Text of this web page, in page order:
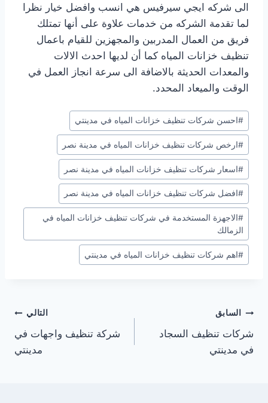
الى شركه ايجي سيرفيس هي انسب وافضل خيار نظرا
لما تقدمة الشركه من خدمات علاوة على أنها تمتلك
فريق من العمال المدربين والمجهزين للقيام باعمال
تنظيف خزانات المياه كما أن لديها احدث الالات
والمعدات الحديثة بالاضافة الى سرعة انجاز العمل في
الوقت والميعاد المحدد.
وسوم
المقال:
#احسن شركات تنظيف خزانات المياه في مدينتي
#ارخص شركات تنظيف خزانات المياه في مدينة نصر
#اسعار شركات تنظيف خزانات المياه في مدينة نصر
#افضل شركات تنظيف خزانات المياه في مدينة نصر
#الاجهزة المستخدمة في شركات تنظيف خزانات المياه في
الزمالك
#اهم شركات تنظيف خزانات المياه في مدينتي
تصفّح
المقالات
السابق
شركات تنظيف السجاد
في مدينتي
التالي
شركة تنظيف واجهات في
مدينتي